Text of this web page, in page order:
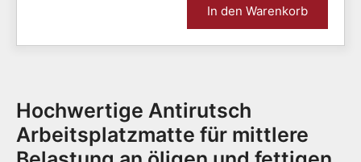
In den Warenkorb
Hochwertige Antirutsch
Arbeitsplatzmatte für mittlere